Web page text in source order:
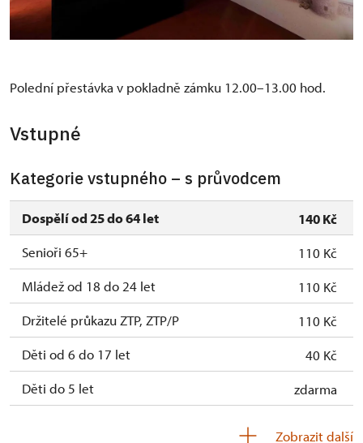
Polední přestávka v pokladně zámku 12.00–13.00 hod.
Vstupné
Kategorie vstupného – s průvodcem
Dospělí od 25 do 64 let
140 Kč
Senioři 65+
110 Kč
Mládež od 18 do 24 let
110 Kč
Držitelé průkazu ZTP, ZTP/P
110 Kč
Děti od 6 do 17 let
40 Kč
Děti do 5 let
zdarma
Zobrazit další